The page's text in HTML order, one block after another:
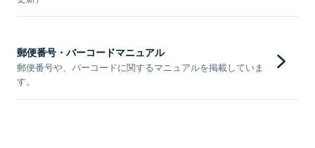
郵便番号・バーコードマニュアル
郵便番号や、バーコードに関するマニュアルを掲載していま
す。